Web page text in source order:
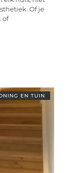
Of je
of
EN TUIN